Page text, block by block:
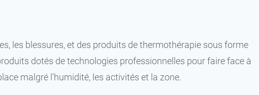
les blessures, et des produits de thermothérapie sous forme
dotés de technologies professionnelles pour faire face à
malgré l'humidité, les activités et la zone.